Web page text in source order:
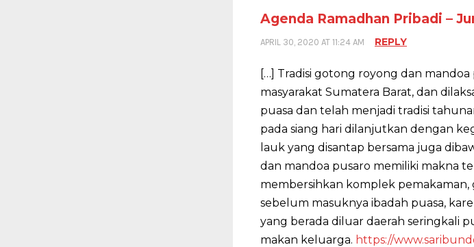
Agenda Ramadhan Pribadi –
APRIL 30, 2020 AT 11:24 AM REPLY
[…] Tradisi gotong royong dan
masyarakat Sumatera Barat, dan
puasa dan telah menjadi tradisi
pada siang hari dilanjutkan dengan
lauk yang disantap bersama juga
dan mandoa pusaro memiliki makna
membersihkan komplek
sebelum masuknya ibadah puasa,
yang berada diluar daerah seringkali
makan keluarga. https://